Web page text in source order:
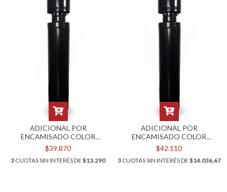
ADICIONAL POR
ENCAMISADO COLOR
NEGRO PARA KIT POR
TECHO DE 4"
$39.870
3 CUOTAS SIN INTERÉS DE $13.290
ADICIONAL POR
ENCAMISADO COLOR
NEGRO PARA KIT POR
TECHO DE 5"
$42.110
3CUOTAS SIN INTERÉS DE $14.036,67